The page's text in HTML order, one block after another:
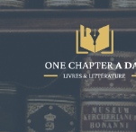
Aller
au
contenu